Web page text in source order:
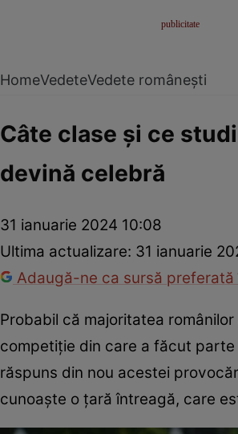
HomeVedeteVedete românești
Câte clase și ce
devină celebră
31 ianuarie 2024 10:08
Ultima actualizare: 31 ianuarie
Adaugă-ne ca sursă preferată
Probabil că majoritatea
competiție din care a făcut parte
răspuns din nou acestei
cunoaște o țară întreagă, care